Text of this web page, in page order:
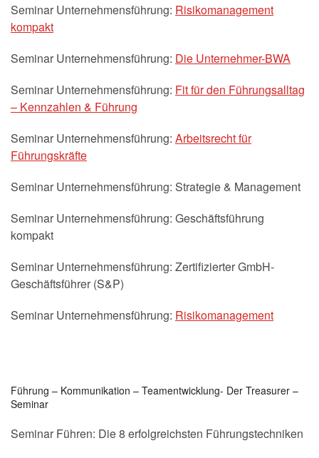
Seminar Unternehmensführung: Risikomanagement
kompakt
Seminar Unternehmensführung: Die Unternehmer-BWA
Seminar Unternehmensführung: Fit für den Führungsalltag
– Kennzahlen & Führung
Seminar Unternehmensführung: Arbeitsrecht für
Führungskräfte
Seminar Unternehmensführung: Strategie & Management
Seminar Unternehmensführung: Geschäftsführung
kompakt
Seminar Unternehmensführung: Zertifizierter GmbH-
Geschäftsführer (S&P)
Seminar Unternehmensführung: Risikomanagement
Führung – Kommunikation – Teamentwicklung- Der Treasurer –
Seminar
Seminar Führen: Die 8 erfolgreichsten Führungstechniken